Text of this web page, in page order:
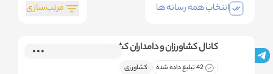
مرتب‌سازی انتخاب همه رسانه ها
کانال کشاورزان و دامداران کشور
42 تبلیغ داده شده کشاورزی